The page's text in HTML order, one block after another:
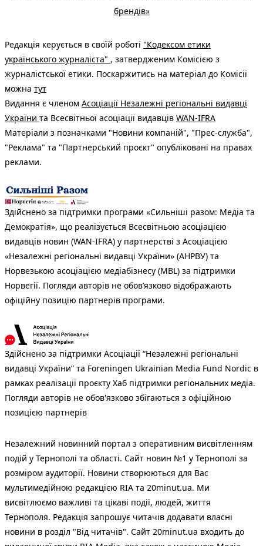
брендів»
Редакція керується в своїй роботі "Кодексом етики
українського журналіста" , затвердженим Комісією з
журналістської етики. Поскаржитись на матеріал до Комісії
можна тут
Видання є членом Асоціації Незалежні регіональні видавці
України та Всесвітньої асоціації видавців WAN-IFRA
Матеріали з позначками "Новини компаній", "Прес-служба",
"Реклама" та "Партнерський проєкт" опубліковані на правах
реклами.
Здійснено за підтримки програми «Сильніші разом: Медіа та
Демократія», що реалізується Всесвітньою асоціацією
видавців новин (WAN-IFRA) у партнерстві з Асоціацією
«Незалежні регіональні видавці України» (АНРВУ) та
Норвезькою асоціацією медіабізнесу (MBL) за підтримки
Норвегії. Погляди авторів не обов’язково відображають
офіційну позицію партнерів програми.
Здійснено за підтримки Асоціації “Незалежні регіональні
видавці України” та Foreningen Ukrainian Media Fund Nordic в
рамках реалізації проєкту Хаб підтримки регіональних медіа.
Погляди авторів не обов'язково збігаються з офіційною
позицією партнерів
Незалежний новинний портал з оперативним висвітленням
подій у Тернополі та області. Сайт новин №1 у Тернополі за
розміром аудиторії. Новини створюються для Вас
мультимедійною редакцією RIA та 20minut.ua. Ми
висвітлюємо важливі та цікаві події, людей, життя
Тернополя. Редакція запрошує читачів додавати власні
новини в розділ "Від читачів". Сайт 20minut.ua входить до